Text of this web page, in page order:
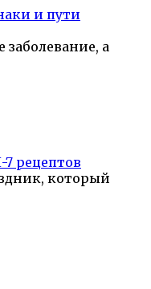
и пути
а
рецептов
который